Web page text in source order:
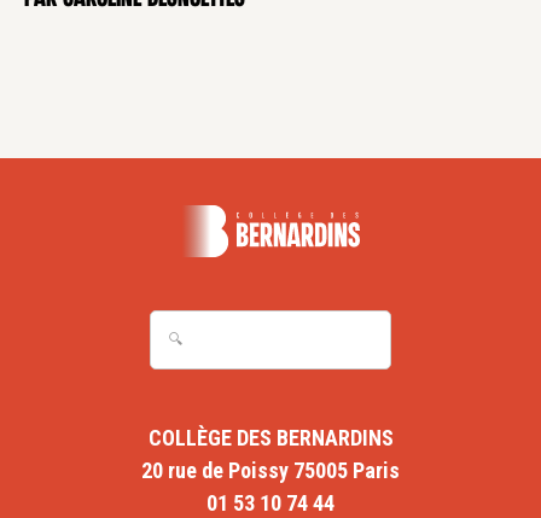
COLLÈGE DES BERNARDINS
20 rue de Poissy 75005 Paris
01 53 10 74 44